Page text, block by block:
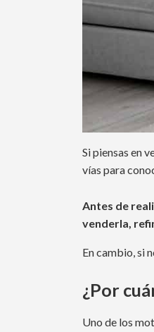
Si piensas en
vías para
Antes de
venderla,
En cambio, si
¿Por
Uno de los